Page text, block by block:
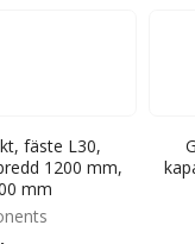
fäste L30,
1200 mm,
mm